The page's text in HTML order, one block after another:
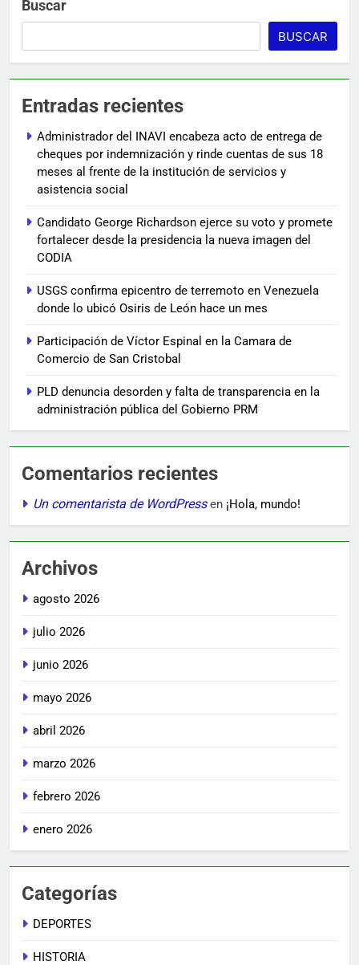
Buscar
BUSCAR
Entradas recientes
Administrador del INAVI encabeza acto de entrega de
cheques por indemnización y rinde cuentas de sus 18
meses al frente de la institución de servicios y
asistencia social
Candidato George Richardson ejerce su voto y promete
fortalecer desde la presidencia la nueva imagen del
CODIA
USGS confirma epicentro de terremoto en Venezuela
donde lo ubicó Osiris de León hace un mes
Participación de Víctor Espinal en la Camara de
Comercio de San Cristobal
PLD denuncia desorden y falta de transparencia en la
administración pública del Gobierno PRM
Comentarios recientes
Un comentarista de WordPressen ¡Hola, mundo!
Archivos
agosto 2026
julio 2026
junio 2026
mayo 2026
abril 2026
marzo 2026
febrero 2026
enero 2026
Categorías
DEPORTES
HISTORIA